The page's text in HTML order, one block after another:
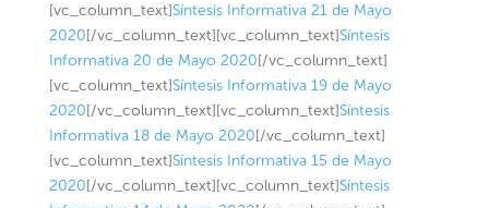
[vc_column_text]Síntesis Informativa 21 de Mayo
2020[/vc_column_text][vc_column_text]Síntesis
Informativa 20 de Mayo 2020[/vc_column_text]
[vc_column_text]Síntesis Informativa 19 de Mayo
2020[/vc_column_text][vc_column_text]Síntesis
Informativa 18 de Mayo 2020[/vc_column_text]
[vc_column_text]Síntesis Informativa 15 de Mayo
2020[/vc_column_text][vc_column_text]Síntesis